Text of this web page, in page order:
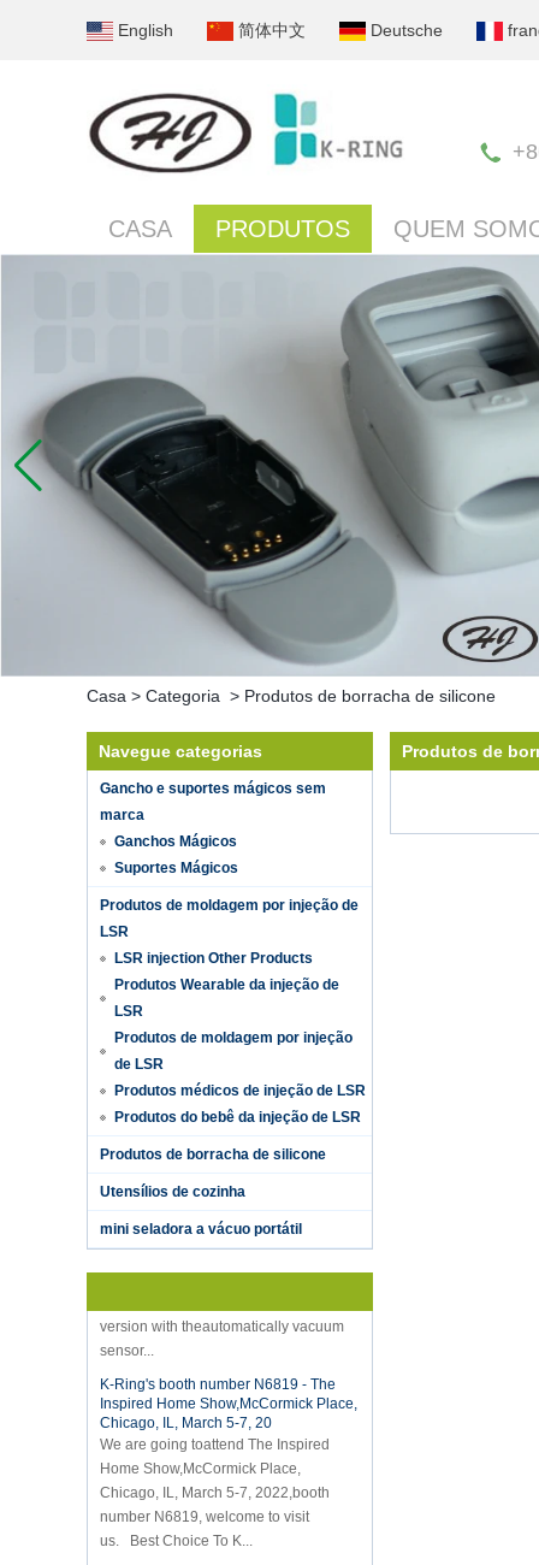
English 简体中文 Deutsche
CASA PRODUTOS QUEM
Casa > Categoria > Produtos de borracha de silicone
Navegue categorias
Gancho e suportes mágicos sem
marca
Ganchos Mágicos
Suportes Mágicos
Produtos de moldagem por injeção de
LSR
LSR injection Other Products
Produtos Wearable da injeção de
LSR
Produtos de moldagem por injeção
de LSR
Produtos médicos de injeção de LSR
Produtos do bebê da injeção de LSR
Produtos de borracha de silicone
Utensílios de cozinha
mini seladora a vácuo portátil
Hot selling products
Hot selling products :portable mini
sensor...
Inspired Home Show,McCormick Place,
Chicago, IL, March 5-7, 20
We are going toattend The Inspired
Home Show,McCormick Place,
Chicago, IL, March 5-7, 2022,booth
number N6819, welcome to visit
us. Best Choice To K...
Produtos de